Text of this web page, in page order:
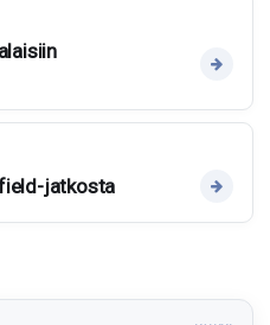
jatkosta